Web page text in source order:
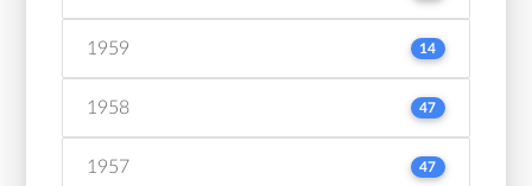
1959 14
1958 47
1957 47